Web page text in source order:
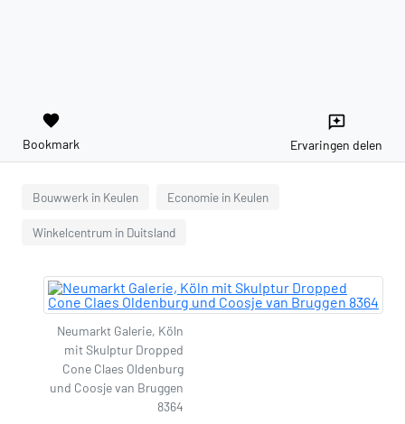
favorite
Bookmark
reviews
Ervaringen delen
Bouwwerk in Keulen Economie in Keulen
Winkelcentrum in Duitsland
Neumarkt Galerie, Köln
mit Skulptur Dropped
Cone Claes Oldenburg
und Coosje van Bruggen
8364